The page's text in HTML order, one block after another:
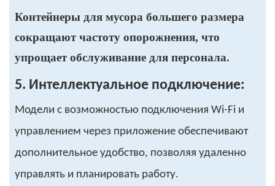
Контейнеры для мусора большего размера
сокращают частоту опорожнения, что
упрощает обслуживание для персонала.
5. Интеллектуальное подключение:
Модели с возможностью подключения Wi-Fi и
управлением через приложение обеспечивают
дополнительное удобство, позволяя удаленно
управлять и планировать работу.